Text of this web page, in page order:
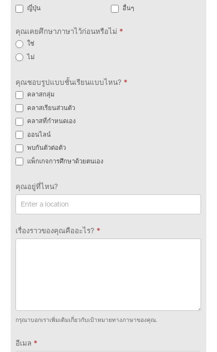
ญี่ปุ่น
อื่นๆ
คุณเคยศึกษาภาษาไว้ก่อนหรือไม่ *
ใช่
ไม่
คุณชอบรูปแบบชั้นเรียนแบบไหน? *
คลาสกลุ่ม
คลาสเรียนส่วนตัว
คลาสที่กำหนดเอง
ออนไลน์
พบกันตัวต่อตัว
แพ็กเกจการศึกษาด้วยตนเอง
คุณอยู่ที่ไหน?
เรื่องราวของคุณคืออะไร? *
กรุณาบอกเราเพิ่มเติมเกี่ยวกับเป้าหมายทางภาษาของคุณ.
อีเมล *